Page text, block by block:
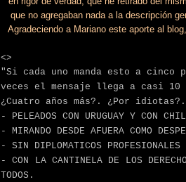
que no agregaban nada a la descripción
Agradeciendo a Mariano este aporte al
<>
"Si cada uno manda esto a cinco
veces el mensaje llega a casi
¿Cuatro años más?. ¿Por idiotas?.
- PELEADOS CON URUGUAY Y CON
- MIRANDO DESDE AFUERA COMO
- SIN DIPLOMATICOS
- CON LA CANTINELA DE LOS
TODOS.